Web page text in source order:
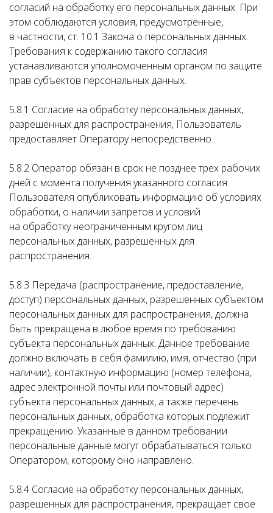
согласий на обработку его персональных данных. При
этом соблюдаются условия, предусмотренные,
в частности, ст. 10.1 Закона о персональных данных.
Требования к содержанию такого согласия
устанавливаются уполномоченным органом по защите
прав субъектов персональных данных.
5.8.1 Согласие на обработку персональных данных,
разрешенных для распространения, Пользователь
предоставляет Оператору непосредственно.
5.8.2 Оператор обязан в срок не позднее трех рабочих
дней с момента получения указанного согласия
Пользователя опубликовать информацию об условиях
обработки, о наличии запретов и условий
на обработку неограниченным кругом лиц
персональных данных, разрешенных для
распространения.
5.8.3 Передача (распространение, предоставление,
доступ) персональных данных, разрешенных субъектом
персональных данных для распространения, должна
быть прекращена в любое время по требованию
субъекта персональных данных. Данное требование
должно включать в себя фамилию, имя, отчество (при
наличии), контактную информацию (номер телефона,
адрес электронной почты или почтовый адрес)
субъекта персональных данных, а также перечень
персональных данных, обработка которых подлежит
прекращению. Указанные в данном требовании
персональные данные могут обрабатываться только
Оператором, которому оно направлено.
5.8.4 Согласие на обработку персональных данных,
разрешенных для распространения, прекращает свое